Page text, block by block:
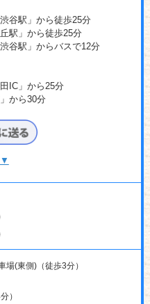
谷駅」から徒歩25分
駅」から徒歩25分
谷駅」からバスで12分
IC」から25分
から30分
▼
場(東側)（徒歩3分）
）